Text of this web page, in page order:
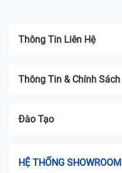
Thông Tin Liên Hệ
Thông Tin & Chính Sách
Đào Tạo
HỆ THỐNG SHOWROOM